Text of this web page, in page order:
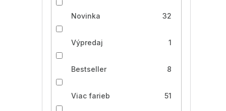
Novinka 32
Výpredaj 1
Bestseller 8
Viac farieb 51